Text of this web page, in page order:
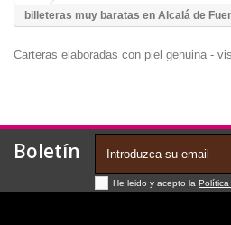
billeteras muy baratas en Alcalá de
Carteras elaboradas con piel genuina -
Boletín
He leido y acepto la Política